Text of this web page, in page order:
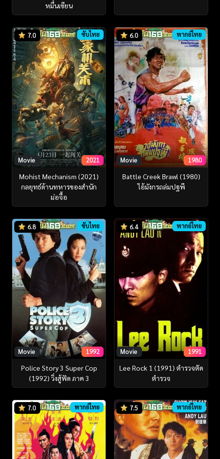
หมื่นเซียน
7.0 ซับไทย
Movie 2021
Mohist Mechanism (2021)
กลยุทธ์ด้านทหารของสำนัก
ม่อจื้อ
6.0 พากย์ไทย
Movie 1980
Battle Creek Brawl (1980)
ไอ้มังกรถล่มปฐพี
6.8 ซับไทย
Movie 1992
Police Story 3 Super Cop
(1992) วิ่งสู้ฟัด ภาค 3
6.4 พากย์ไทย
Movie 1991
Lee Rock 1 (1991) ตำรวจตัด
ตำรวจ
7.0 พากย์ไทย 7.5 พากย์ไทย